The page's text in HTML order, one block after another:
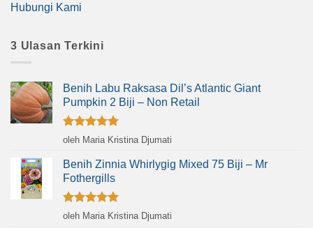
Hubungi Kami
3 Ulasan Terkini
Benih Labu Raksasa Dil’s Atlantic Giant
Pumpkin 2 Biji – Non Retail
Dinilai5
oleh Maria Kristina Djumati
Benih Zinnia Whirlygig Mixed 75 Biji – Mr
Fothergills
Dinilai5
oleh Maria Kristina Djumati